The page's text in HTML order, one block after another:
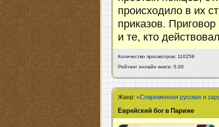
происходило в их
приказов.
и те, кто
Количество просмотров: 110259
Рейтинг онлайн книги: 5.00
Жанр:«Современная русская и
Еврейский бог в Париже